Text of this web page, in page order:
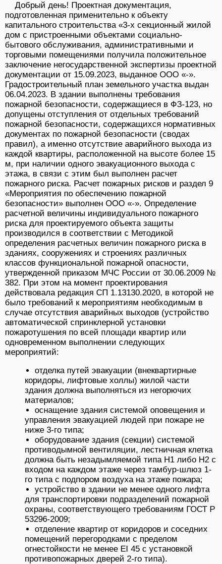
Добрый день! Проектная документация,
подготовленная применительно к объекту
капитального строительства «3-х секционный жилой
дом с пристроенными объектами социально-
бытового обслуживания, административными и
торговыми помещениями получила положительное
заключение негосударственной экспертизы проектной
документации от 15.09.2023, выданное ООО «-».
Градостроительный план земельного участка выдан
06.04.2023. В здании выполнены требования
пожарной безопасности, содержащиеся в ФЗ-123, но
допущены отступления от отдельных требований
пожарной безопасности, содержащихся нормативных
документах по пожарной безопасности (сводах
правил), а именно отсутствие аварийного выхода из
каждой квартиры, расположенной на высоте более 15
м, при наличии одного эвакуационного выхода с
этажа, в связи с этим был выполнен расчет
пожарного риска. Расчет пожарных рисков и раздел 9
«Мероприятия по обеспечению пожарной
безопасности» выполнен ООО «-». Определение
расчетной величины индивидуального пожарного
риска для проектируемого объекта защиты
производился в соответствии с Методикой
определения расчетных величин пожарного риска в
зданиях, сооружениях и строениях различных
классов функциональной пожарной опасности,
утвержденной приказом МЧС России от 30.06.2009 №
382. При этом на момент проектирования
действовала редакция СП 1.13130.2020, в которой не
было требований к мероприятиям необходимым в
случае отсутствия аварийных выходов (устройство
автоматической спринклерной установки
пожаротушения по всей площади квартир или
одновременном выполнении следующих
мероприятий:
отделка путей эвакуации (внеквартирные
коридоры, лифтовые холлы) жилой части
здания должна выполняться из негорючих
материалов;
оснащение здания системой оповещения и
управления эвакуацией людей при пожаре не
ниже 3-го типа;
оборудование здания (секции) системой
противодымной вентиляции, лестничная клетка
должна быть незадымляемой типа Н1 либо Н2 с
входом на каждом этаже через тамбур-шлюз 1-
го типа с подпором воздуха на этаже пожара;
устройство в здании не менее одного лифта
для транспортировки подразделений пожарной
охраны, соответствующего требованиям ГОСТ Р
53296-2009;
отделение квартир от коридоров и соседних
помещений перегородками с пределом
огнестойкости не менее EI 45 с установкой
противопожарных дверей 2-го типа).